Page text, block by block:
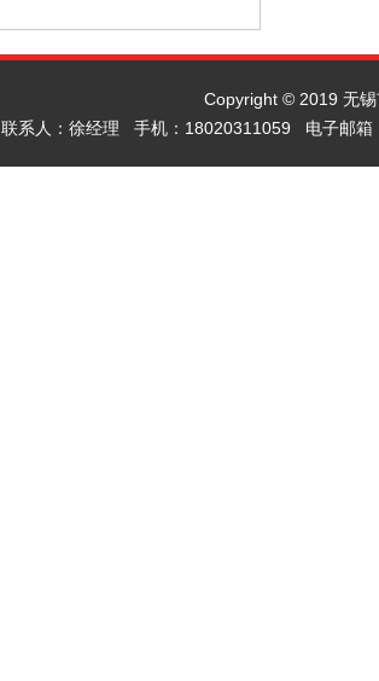
Copyright © 2019 无
联系人：徐经理 手机：18020311059 电子邮